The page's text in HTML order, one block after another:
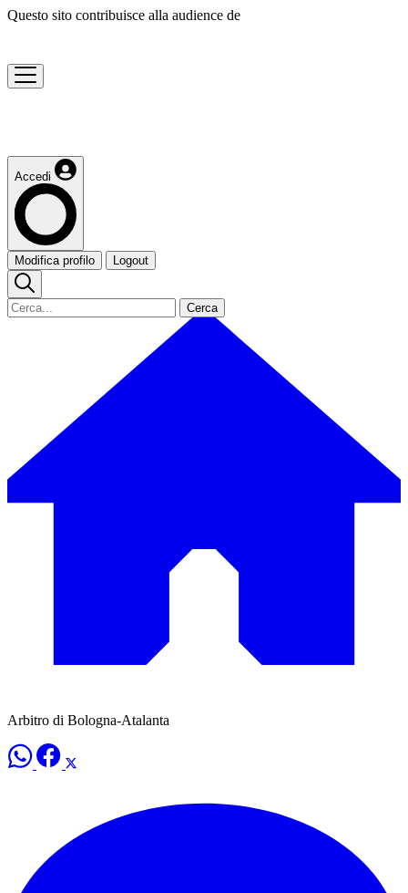
Questo sito contribuisce alla audience de
Accedi
Modifica profilo Logout
Cerca
Arbitro di Bologna-Atalanta